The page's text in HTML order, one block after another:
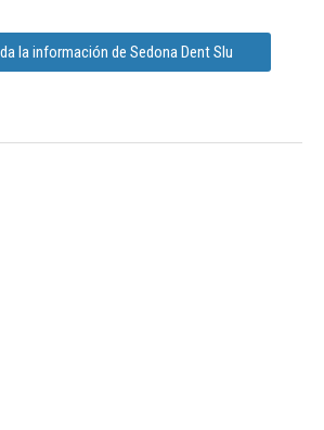
la información de Sedona Dent Slu